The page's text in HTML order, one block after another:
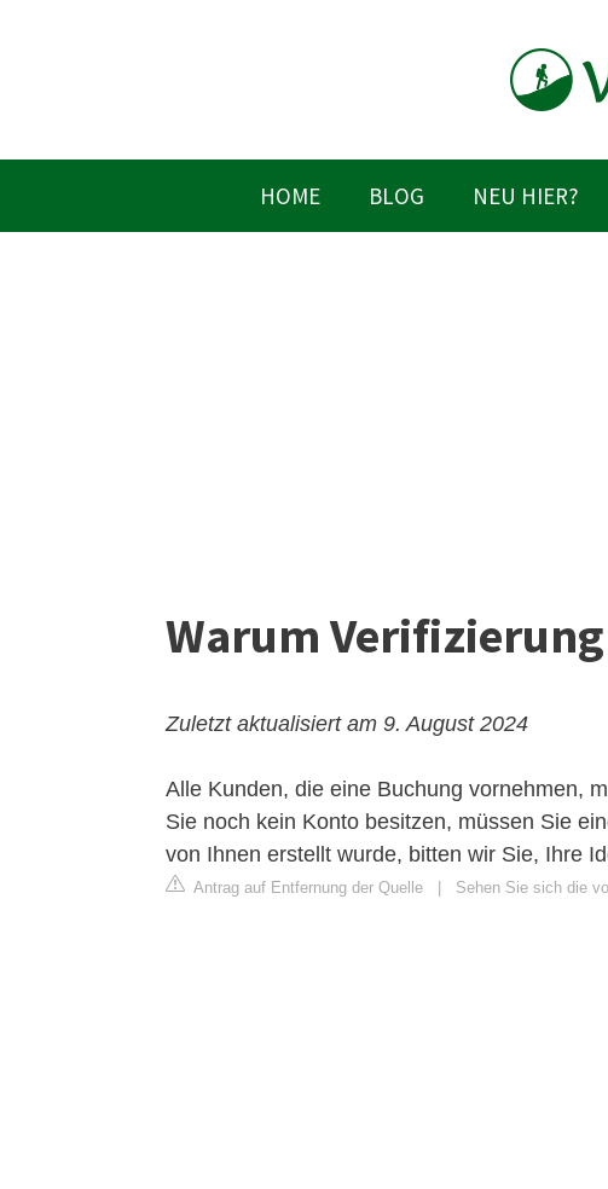
HOME BLOG NEU HIER?
Warum
Zuletzt aktualisiert am 9. August 2024
Alle Kunden, die eine Buchung vornehmen,
Sie noch kein Konto besitzen, müssen Sie
von Ihnen erstellt wurde, bitten wir Sie, Ihre
Antrag auf Entfernung der Quelle Sehen Sie sich die